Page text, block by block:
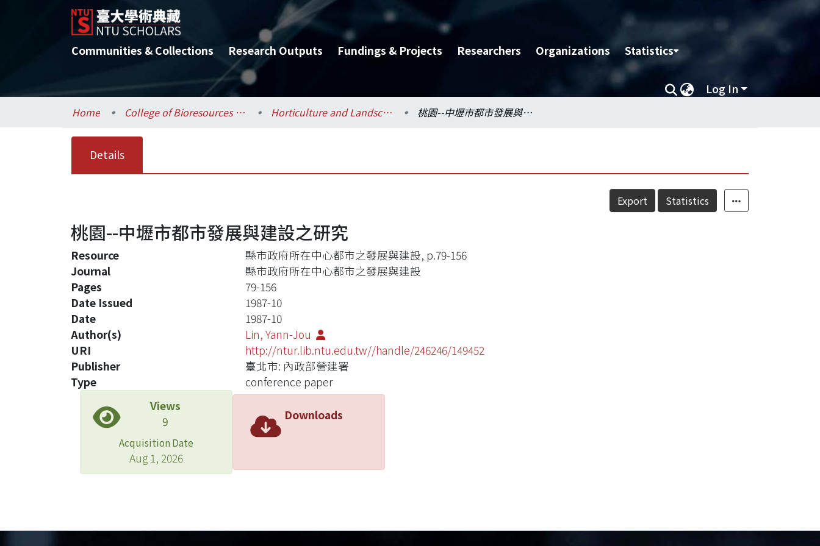
Communities & Collections Research Outputs Fundings & Projects Researchers Organizations Statistics
Log In
Home College of Bioresources and Agriculture / 生物資源暨農學院 Horticulture and Landscape Architecture / 園藝暨景觀學系 桃園--中壢市都市發展與建設之研究
Details
Export Statistics
桃園--中壢市都市發展與建設之研究
Resource
縣市政府所在中心都市之發展與建設, p.79-156
Journal
縣市政府所在中心都市之發展與建設
Pages
79-156
Date Issued
1987-10
Date
1987-10
Author(s)
Lin, Yann-Jou
URI
http://ntur.lib.ntu.edu.tw//handle/246246/149452
Publisher
臺北市: 內政部營建署
Type
conference paper
Views
9
Acquisition Date
Aug 1, 2026
Downloads